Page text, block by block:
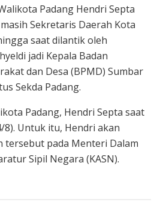
Padang Hendri Septa
Sekretaris Daerah Kota
saat dilantik oleh
jadi Kepala Badan
dan Desa (BPMD) Sumbar
Sekda Padang.
Padang, Hendri Septa saat
8). Untuk itu, Hendri akan
tersebut pada Menteri Dalam
Sipil Negara (KASN).